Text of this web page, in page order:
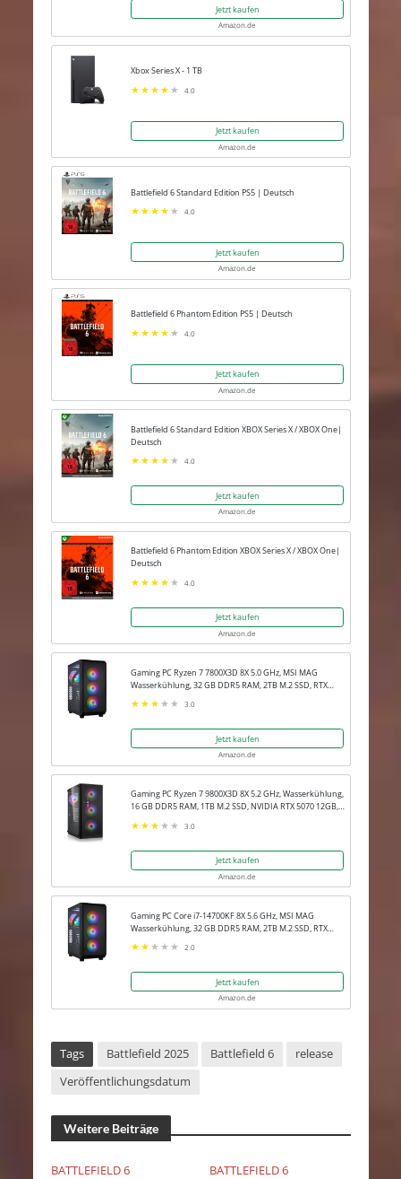
Jetzt kaufen
Amazon.de
Xbox Series X - 1 TB
4.0
Jetzt kaufen
Amazon.de
Battlefield 6 Standard Edition PS5 | Deutsch
4.0
Jetzt kaufen
Amazon.de
Battlefield 6 Phantom Edition PS5 | Deutsch
4.0
Jetzt kaufen
Amazon.de
Battlefield 6 Standard Edition XBOX Series X / XBOX One|
Deutsch
4.0
Jetzt kaufen
Amazon.de
Battlefield 6 Phantom Edition XBOX Series X / XBOX One|
Deutsch
4.0
Jetzt kaufen
Amazon.de
Gaming PC Ryzen 7 7800X3D 8X 5.0 GHz, MSI MAG
Wasserkühlung, 32 GB DDR5 RAM, 2TB M.2 SSD, RTX
5080 16GB, Win 11 Pro
3.0
Jetzt kaufen
Amazon.de
Gaming PC Ryzen 7 9800X3D 8X 5.2 GHz, Wasserkühlung,
16 GB DDR5 RAM, 1TB M.2 SSD, NVIDIA RTX 5070 12GB,
3.0
Jetzt kaufen
Amazon.de
Gaming PC Core i7-14700KF 8X 5.6 GHz, MSI MAG
Wasserkühlung, 32 GB DDR5 RAM, 2TB M.2 SSD, RTX
5080 16GB, Win 11 Pro
2.0
Jetzt kaufen
Amazon.de
Tags Battlefield 2025 Battlefield 6
release
Veröffentlichungsdatum
Weitere Beiträge
BATTLEFIELD 6 BATTLEFIELD 6